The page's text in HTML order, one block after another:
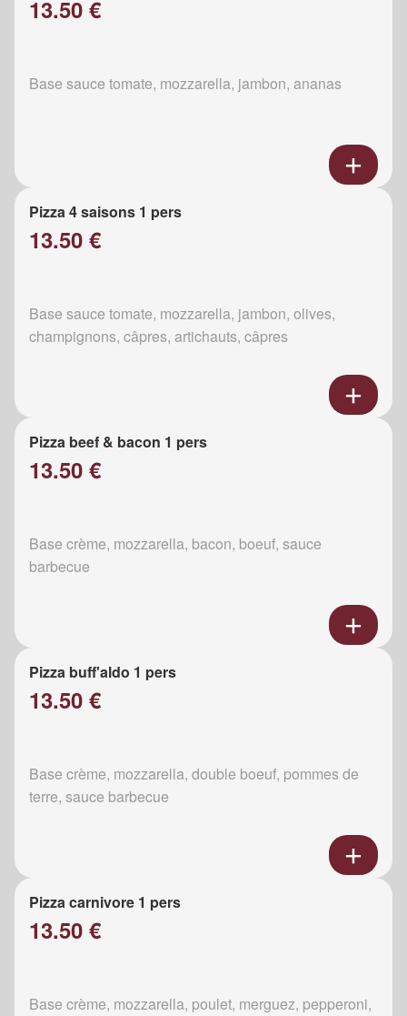
13.50 €
Base sauce tomate, mozzarella, jambon, ananas
Pizza 4 saisons 1 pers
13.50 €
Base sauce tomate, mozzarella, jambon, olives,
champignons, câpres, artichauts, câpres
Pizza beef & bacon 1 pers
13.50 €
Base crème, mozzarella, bacon, boeuf, sauce
barbecue
Pizza buff'aldo 1 pers
13.50 €
Base crème, mozzarella, double boeuf, pommes de
terre, sauce barbecue
Pizza carnivore 1 pers
13.50 €
Base crème, mozzarella, poulet, merguez, pepperoni,